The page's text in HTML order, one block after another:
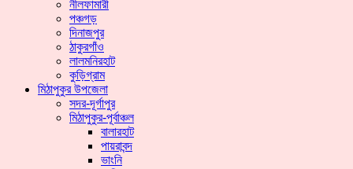
নীলফামারী
পঞ্চগড়
দিনাজপুর
ঠাকুরগাঁও
লালমনিরহাট
কুড়িগ্রাম
মিঠাপুকুর উপজেলা
সদর-দূর্গাপুর
মিঠাপুকুর-পূর্বাঞ্চল
বালারহাট
পায়রাবন্দ
ভাংনি